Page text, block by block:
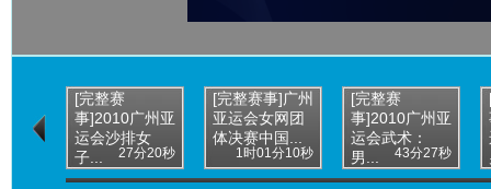
[完整赛
事]2010广州亚
运会沙排女
子...
27分20秒
[完整赛事]广州
亚运会女网团
体决赛中国...
1时01分10秒
[完整赛
事]2010广州亚
运会武术：
男...
43分27秒